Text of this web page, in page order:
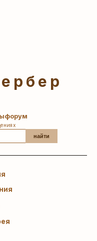
форум
найти